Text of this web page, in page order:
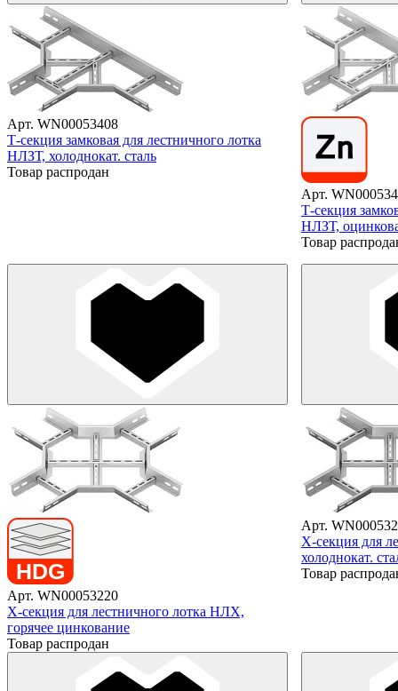
Арт. WN00053408
Т-секция замковая для лестничного лотка
НЛЗТ, холоднокат. сталь
Товар распродан
Арт.
Т-секция
НЛЗТ,
Товар
Арт. WN00053220
X-секция для лестничного лотка НЛХ,
горячее цинкование
Товар распродан
Арт.
X-секция для
холоднокат.
Товар